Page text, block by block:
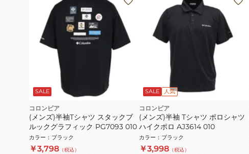
SALE
コロンビア
(メンズ)半袖Tシャツ スタックブ
ルックグラフィック PG7093 010
カラー ： ブラック
￥3,798 （税込）
SALE 人気
コロンビア
(メンズ)半袖 Tシャツ ポロシャツ
ハイクポロ AJ3614 010
カラー ： ブラック
￥3,998 （税込）